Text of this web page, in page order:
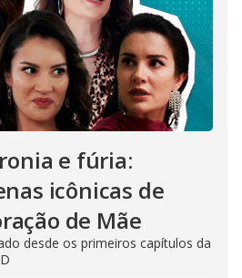
e fúria:
icônicas de
de Mãe
desde os primeiros capítulos da